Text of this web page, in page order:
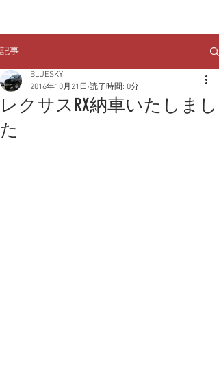
記事
レクサスRX納車いたしまし
た
BLUESKY
2016年10月21日 読了時間: 0分